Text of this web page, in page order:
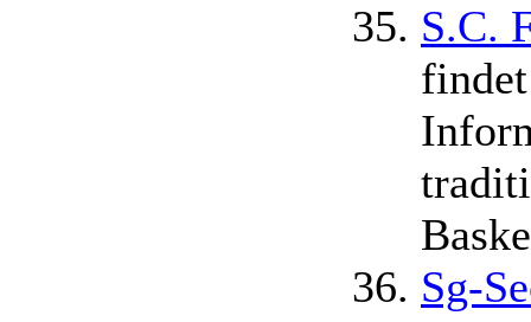
S.C.
Sg-